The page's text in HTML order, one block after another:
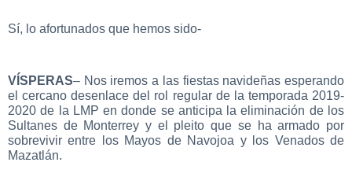
Sí, lo afortunados que hemos sido-
VÍSPERAS– Nos iremos a las fiestas navideñas esperando
el cercano desenlace del rol regular de la temporada 2019-
2020 de la LMP en donde se anticipa la eliminación de los
Sultanes de Monterrey y el pleito que se ha armado por
sobrevivir entre los Mayos de Navojoa y los Venados de
Mazatlán.